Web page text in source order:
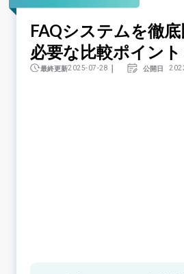
FAQシステムを徹
必要な比較ポイン
最終更新2025-07-28 ｜ 公開日